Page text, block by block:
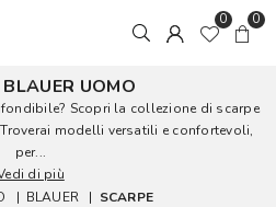
0 0
UOMO
Scopri la collezione di scarpe
modelli versatili e confortevoli,
per...
di più
| BLAUER | SCARPE